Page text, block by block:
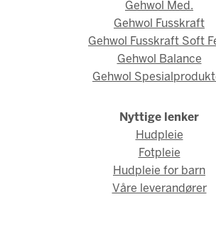
Gehwol Med.
Gehwol Fusskraft
Gehwol Fusskraft Soft
Gehwol Balance
Gehwol
Nyttige lenker
Hudpleie
Fotpleie
Hudpleie for barn
Våre leverandører